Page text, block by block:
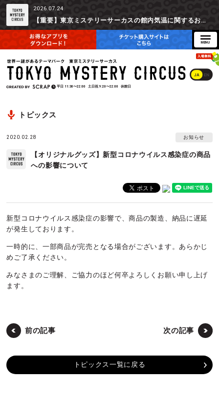
2026.07.24
【重要】東京ミステリーサーカスの館内気温に関するお詫びとご参加辞退時の返金対応について
JA EN
平日 11:30〜22:00 土日祝 9:20〜22:00 休館日
トピックス
2020.02.28 お知らせ
【オリジナルグッズ】新型コロナウイルス感染症の商品
への影響について
新型コロナウイルス感染症の影響で、商品の製造、納品に遅延
が発生しております。
一時的に、一部商品が完売となる場合がございます。あらかじ
めご了承ください。
みなさまのご理解、ご協力のほど何卒よろしくお願い申し上げ
ます。
前の記事 次の記事
トピックス一覧に戻る